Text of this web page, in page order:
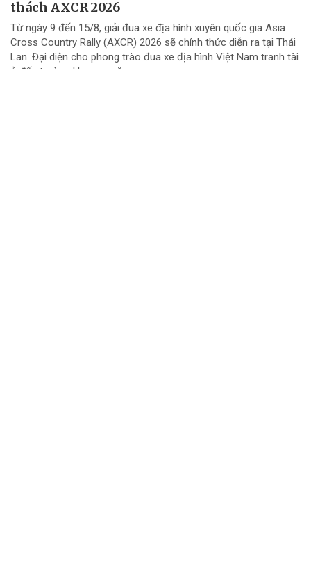
thách AXCR 2026
Từ ngày 9 đến 15/8, giải đua xe địa hình xuyên quốc gia Asia
Cross Country Rally (AXCR) 2026 sẽ chính thức diễn ra tại Thái
Lan. Đại diện cho phong trào đua xe địa hình Việt Nam tranh tài
ở đấu trường khu vực năm...